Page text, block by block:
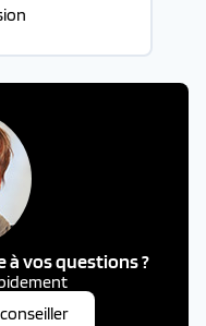
à vos questions ?